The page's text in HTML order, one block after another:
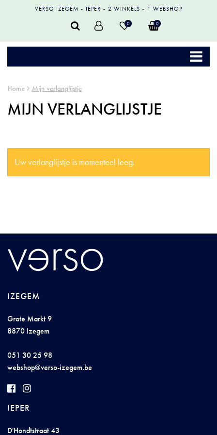
VERSO IZEGEM IEPER 2 WINKELS 1 WEBSHOP
0 0
Home Mijn verlanglijstje
MIJN VERLANGLIJSTJE
Uw verlanglijstje is momenteel leeg.
IZEGEM
Grote Markt 9
8870 Izegem
051 30 25 98
webshop@verso-izegem.be
IEPER
D'Hondtstraat 43